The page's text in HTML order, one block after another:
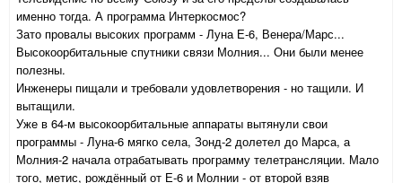
именно тогда. А программа Интеркосмос?
Зато провалы высоких программ - Луна Е-6, Венера/Марс...
Высокоорбитальные спутники связи Молния... Они были менее
полезны.
Инженеры пищали и требовали удовлетворения - но тащили. И
вытащили.
Уже в 64-м высокоорбитальные аппараты вытянули свои
программы - Луна-6 мягко села, Зонд-2 долетел до Марса, а
Молния-2 начала отрабатывать программу телетрансляции. Мало
того, метис, рождённый от Е-6 и Молнии - от второй взяв